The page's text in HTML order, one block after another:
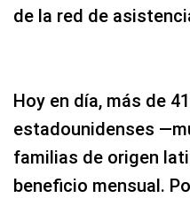
de la red de
Hoy en día, más de
estadounidenses
familias de origen
beneficio mensual.